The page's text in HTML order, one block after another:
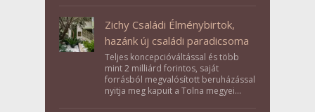
Zichy Családi Élménybirtok,
hazánk új családi paradicsoma
Teljes koncepcióváltással és több
mint 2 milliárd forintos, saját
forrásból megvalósított beruházással
nyitja meg kapuit a Tolna megyei